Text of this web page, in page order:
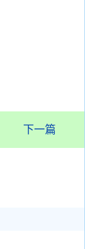
下一篇